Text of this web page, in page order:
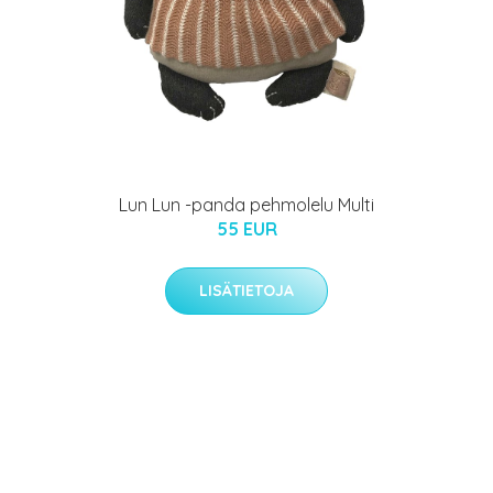
Lun Lun -panda pehmolelu Multi
55 EUR
LISÄTIETOJA